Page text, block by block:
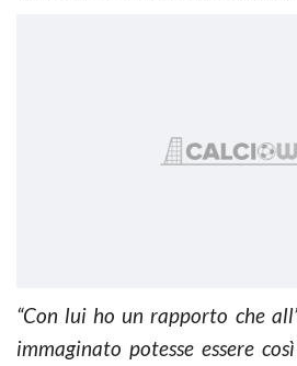
“Con lui ho un rapporto che
immaginato potesse essere